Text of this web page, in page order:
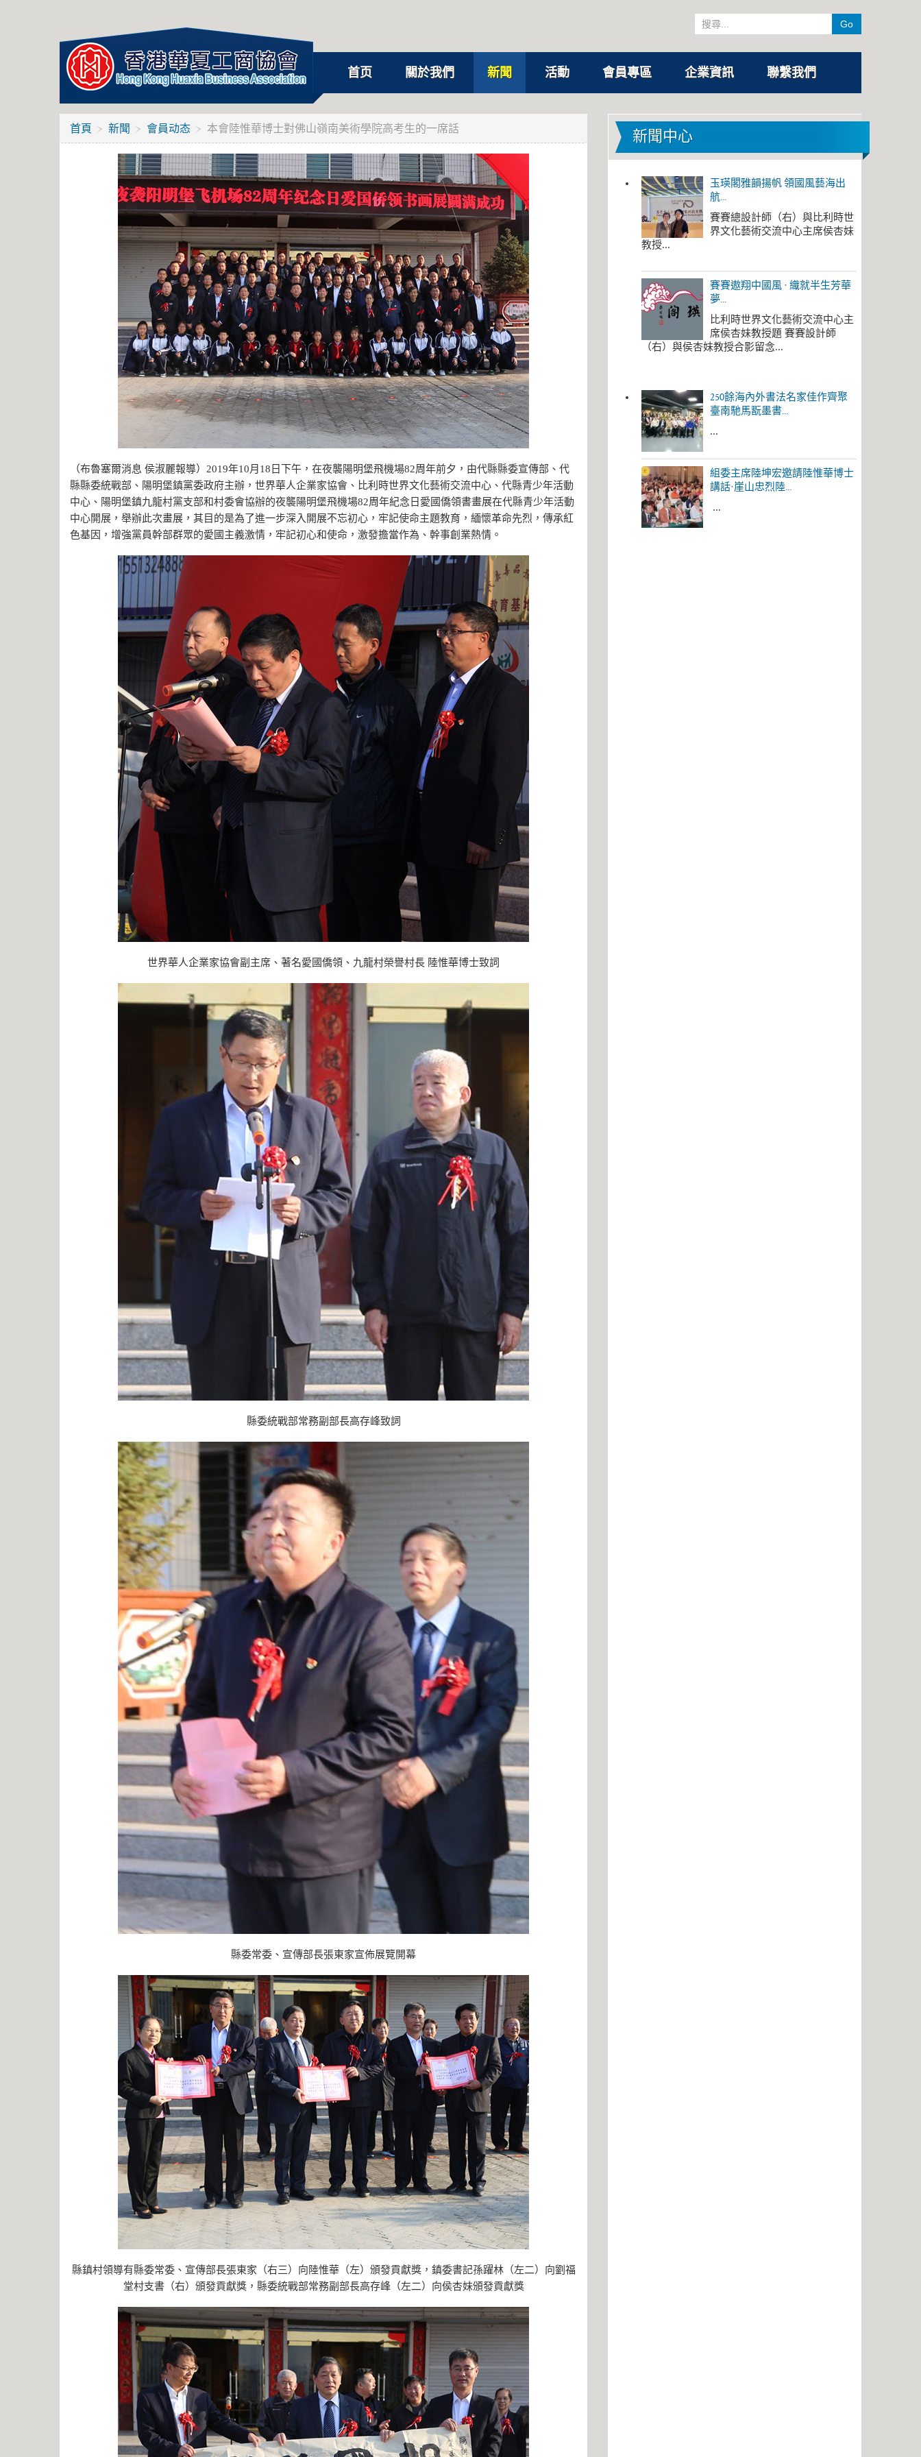
Go
首页 關於我們 新聞 活動 會員專區 企業資訊 聯繫我們
首頁 新聞 會員动态 本會陸惟華博士對佛山嶺南美術學院高考生的一席話
（布魯塞爾消息 侯淑麗報導）2019年10月18日下午，在夜襲陽明堡飛機場82周年前夕，由代縣縣委宣傳部、代
縣縣委統戰部、陽明堡鎮黨委政府主辦，世界華人企業家協會、比利時世界文化藝術交流中心、代縣青少年活動
中心、陽明堡鎮九龍村黨支部和村委會協辦的夜襲陽明堡飛機場82周年紀念日愛國僑領書畫展在代縣青少年活動
中心開展，舉辦此次畫展，其目的是為了進一步深入開展不忘初心，牢記使命主題教育，緬懷革命先烈，傳承紅
色基因，增強黨員幹部群眾的愛國主義激情，牢記初心和使命，激發擔當作為、幹事創業熱情。
世界華人企業家協會副主席、著名愛國僑領、九龍村榮譽村長 陸惟華博士致詞
縣委統戰部常務副部長高存峰致詞
縣委常委、宣傳部長張東家宣佈展覽開幕
縣鎮村領導有縣委常委、宣傳部長張東家（右三）向陸惟華（左）頒發貢獻獎，鎮委書記孫躍林（左二）向劉福
堂村支書（右）頒發貢獻獎，縣委統戰部常務副部長高存峰（左二）向侯杏妹頒發貢獻獎
新聞中心
玉瑛閣雅韻揚帆 領國風藝海出
航...
賽賽總設計師（右）與比利時世
界文化藝術交流中心主席侯杏妹
教授...
賽賽遨翔中國風 · 織就半生芳華
夢...
比利時世界文化藝術交流中心主
席侯杏妹教授題 賽賽設計師
（右）與侯杏妹教授合影留念...
250餘海內外書法名家佳作齊聚
臺南馳馬翫墨書...
...
組委主席陸坤宏邀請陸惟華博士
講話·崖山忠烈陸...
...